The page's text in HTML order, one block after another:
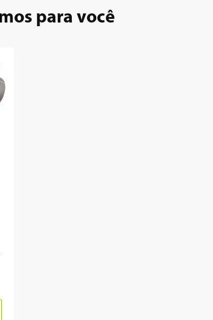
para você